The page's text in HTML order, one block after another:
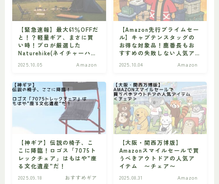
【緊急速報】最大61％OFFだ
と！？軽量ギア、まさに買
い時！プロが厳選した
Naturehike(ネイチャーハイ
2025.10.05 Amazon
【Amazon先行プライムセー
ル】キャプテンスタッグの
お得な対象品！鹿番長もお
すすめの失敗しない人気ア
2025.10.04 Amazon
【神ギア】伝説の椅子、こ
こに降臨！ロゴス「7075ト
レックチェア」はもはや”座
る文化遺産”だ！
2025.09.18 おすすめギア
【大阪・関西万博版】
Amazonスマイルセールで買
うべきアウトドアの人気ア
イテム 〜チェア〜
2025.08.31 Amazon